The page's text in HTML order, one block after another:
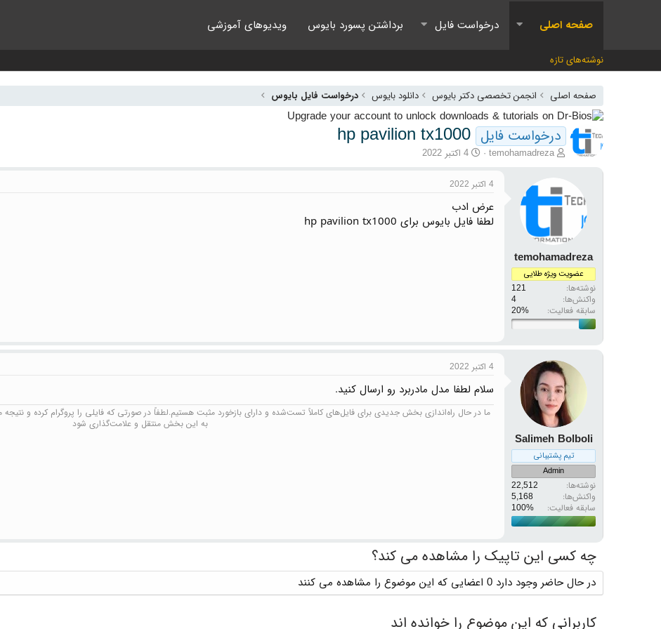
صفحه اصلی درخواست فایل برداشتن پسورد بایوس ویدیوهای آموزشی
نوشته‌های تازه
صفحه اصلی انجمن تخصصی دکتر بایوس دانلود بایوس درخواست فایل بایوس
درخواست فایل hp pavilion tx1000
آغازگر گفتمان
temohamadreza تاریخ شروع
4 اکتبر 2022
temohamadreza
عضویت ویژه طلایی
نوشته‌ها
121
واکنش‌ها
4
سابقه فعالیت:
4 اکتبر 2022
عرض ادب
لطفا فایل بایوس برای hp pavilion tx1000
Salimeh Bolboli
تیم پشتیبانی
Admin
نوشته‌ها
22,512
واکنش‌ها
5,168
سابقه فعالیت:
4 اکتبر 2022
سلام لطفا مدل مادربرد رو ارسال کنید.
ما در حال راه‌اندازی بخش جدیدی برای فایل‌های کاملاً تست‌شده و دارای بازخورد مثبت هستیم.لطفاً در صورتی که فایلی را پروگرام کرده و نتیجه
به این بخش منتقل و علامت‌گذاری شود​
چه کسی این تاپیک را مشاهده می کند؟
در حال حاضر وجود دارد 0 اعضایی که این موضوع را مشاهده می کنند
کاربرانی که این موضوع را خوانده اند